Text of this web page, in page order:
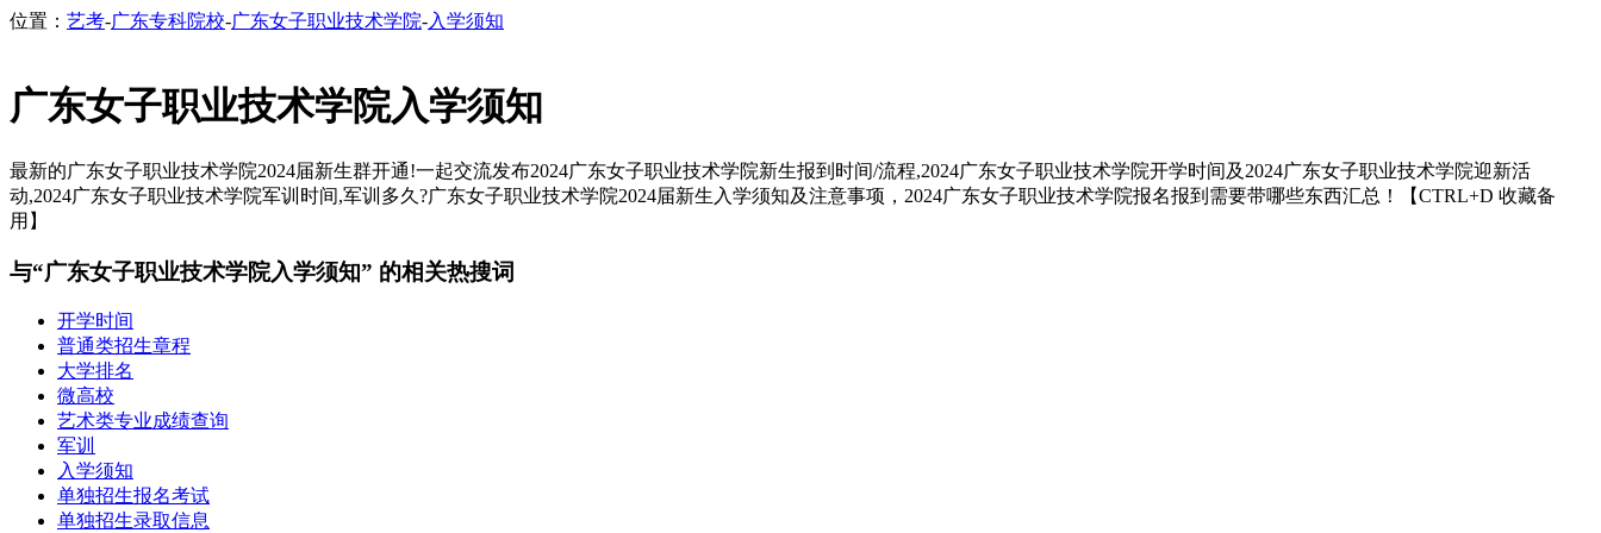
位置： 艺考-广东专科院校-广东女子职业技术学院-入学须知
广东女子职业技术学院入学须知
最新的广东女子职业技术学院2024届新生群开通!一起交流发布2024广东女子职业技术学院新生报到时间/流程,2024广东女子职业技术学院开学时间及2024广东女子职业技术学院迎新活
动,2024广东女子职业技术学院军训时间,军训多久?广东女子职业技术学院2024届新生入学须知及注意事项，2024广东女子职业技术学院报名报到需要带哪些东西汇总！【CTRL+D 收藏备
用】
与“广东女子职业技术学院入学须知” 的相关热搜词
开学时间
普通类招生章程
大学排名
微高校
艺术类专业成绩查询
军训
入学须知
单独招生报名考试
单独招生录取信息